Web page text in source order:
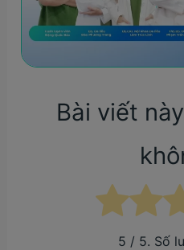
Bài viết
5 / 5. Số